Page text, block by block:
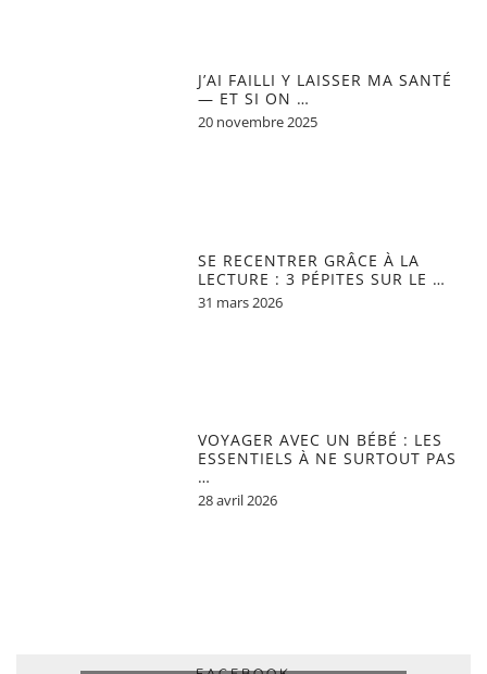
J’AI FAILLI Y LAISSER MA SANTÉ
— ET SI ON …
20 novembre 2025
SE RECENTRER GRÂCE À LA
LECTURE : 3 PÉPITES SUR LE …
31 mars 2026
VOYAGER AVEC UN BÉBÉ : LES
ESSENTIELS À NE SURTOUT PAS
…
28 avril 2026